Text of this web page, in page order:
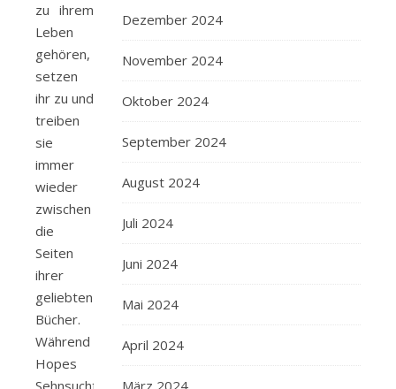
zu ihrem
Leben
gehören,
setzen
ihr zu und
treiben
sie
immer
wieder
zwischen
die
Seiten
ihrer
geliebten
Bücher.
Während
Hopes
Dezember 2024
November 2024
Oktober 2024
September 2024
August 2024
Juli 2024
Juni 2024
Mai 2024
April 2024
März 2024